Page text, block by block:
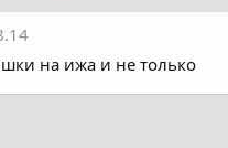
на ижа и не только